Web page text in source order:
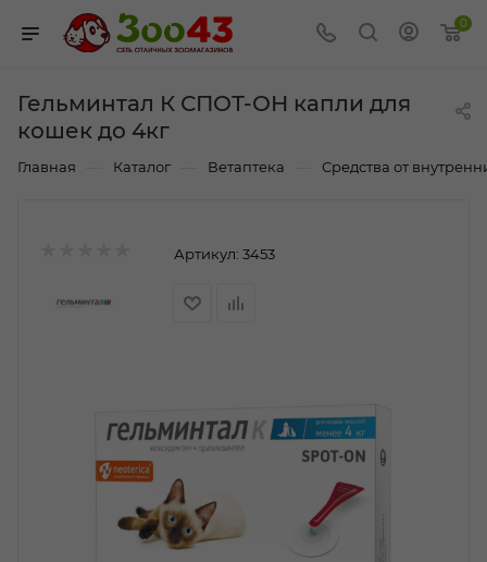
0
Гельминтал К СПОТ-ОН капли для
кошек до 4кг
Главная Каталог Ветаптека Средства от
Артикул: 3453